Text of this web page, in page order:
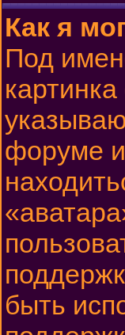
Как я
Под
форуме
быть